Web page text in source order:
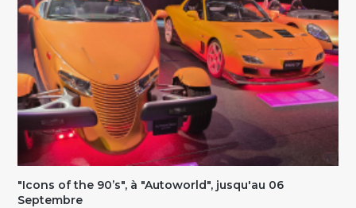
"Icons of the 90’s", à "Autoworld", jusqu'au 06
Septembre